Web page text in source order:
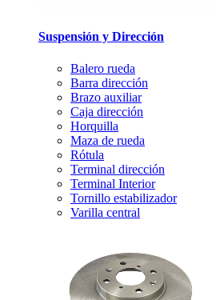
Suspensión y Dirección
Balero rueda
Barra dirección
Brazo auxiliar
Caja dirección
Horquilla
Maza de rueda
Rótula
Terminal dirección
Terminal Interior
Tornillo estabilizador
Varilla central